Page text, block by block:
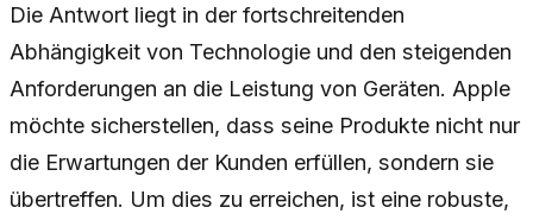
Die Antwort liegt in der fortschreitenden
Abhängigkeit von Technologie und den steigenden
Anforderungen an die Leistung von Geräten. Apple
möchte sicherstellen, dass seine Produkte nicht nur
die Erwartungen der Kunden erfüllen, sondern sie
übertreffen. Um dies zu erreichen, ist eine robuste,